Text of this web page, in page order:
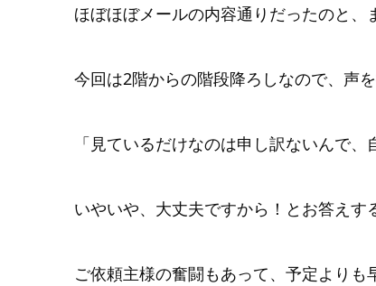
ほぼほぼメールの内容通りだったのと、
今回は2階からの階段降ろしなので、声
「見ているだけなのは申し訳ないんで、
いやいや、大丈夫ですから！とお答え
ご依頼主様の奮闘もあって、予定より